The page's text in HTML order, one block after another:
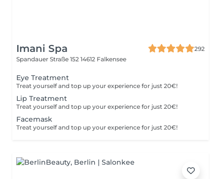
Imani Spa
292
Spandauer Straße 152 14612 Falkensee
Eye Treatment
Treat yourself and top up your experience for just 20€!
Lip Treatment
Treat yourself and top up your experience for just 20€!
Facemask
Treat yourself and top up your experience for just 20€!